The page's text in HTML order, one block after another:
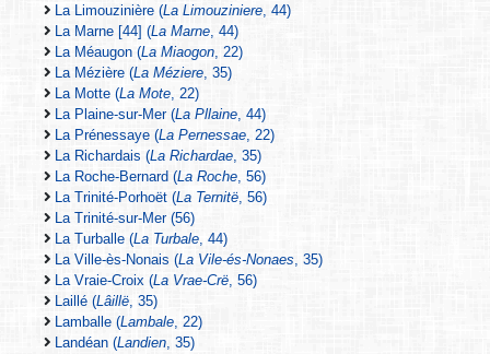
La Limouzinière (La Limouziniere, 44)
La Marne [44] (La Marne, 44)
La Méaugon (La Miaogon, 22)
La Mézière (La Méziere, 35)
La Motte (La Mote, 22)
La Plaine-sur-Mer (La Pllaine, 44)
La Prénessaye (La Pernessae, 22)
La Richardais (La Richardae, 35)
La Roche-Bernard (La Roche, 56)
La Trinité-Porhoët (La Ternitë, 56)
La Trinité-sur-Mer (56)
La Turballe (La Turbale, 44)
La Ville-ès-Nonais (La Vile-és-Nonaes, 35)
La Vraie-Croix (La Vrae-Crë, 56)
Laillé (Lâillë, 35)
Lamballe (Lambale, 22)
Landéan (Landien, 35)